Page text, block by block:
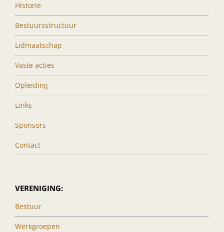
Historie
Bestuursstructuur
Lidmaatschap
Vaste acties
Opleiding
Links
Sponsors
Contact
VERENIGING:
Bestuur
Werkgroepen